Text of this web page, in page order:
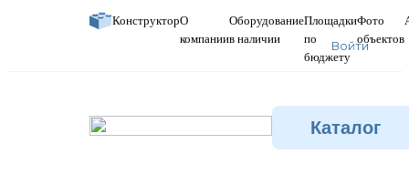
КонструкторО
компании
Оборудование
в наличии
Площадки
по
бюджету
Фото
объектов
Войти
Каталог